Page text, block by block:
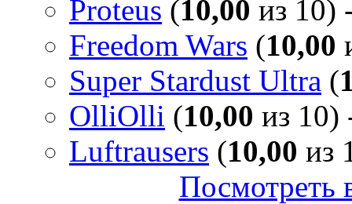
Proteus (10,00 из 10)
Freedom Wars (10,00
Super Stardust Ultra (
OlliOlli (10,00 из 10)
Luftrausers (10,00 из
Посмотреть